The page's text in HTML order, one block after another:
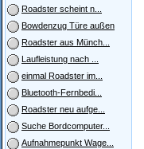
Roadster scheint n...
Bowdenzug Türe außen
Roadster aus Münch...
Laufleistung nach ...
einmal Roadster im...
Bluetooth-Fernbedi...
Roadster neu aufge...
Suche Bordcomputer...
Aufnahmepunkt Wage...